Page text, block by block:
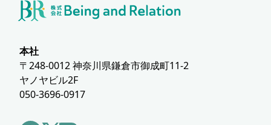
本社
〒248-0012 神奈川県鎌倉市御成町11-2
ヤノヤビル2F
050-3696-0917